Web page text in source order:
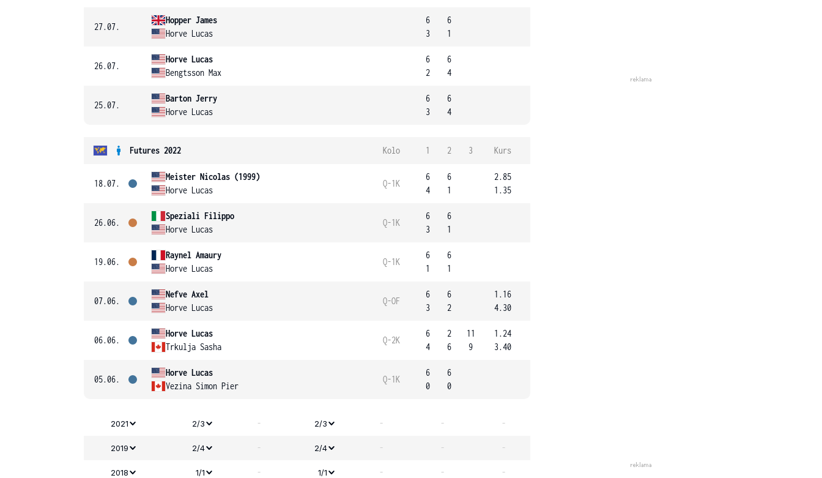
27.07.
Hopper James
Horve Lucas
6
3
6
1
26.07.
Horve Lucas
Bengtsson Max
6
2
6
4
25.07.
Barton Jerry
Horve Lucas
6
3
6
4
Futures 2022 Kolo 1 2 3 Kurs
18.07.
Meister Nicolas (1999)
Horve Lucas
Q-1K
6
4
6
1
2.85
1.35
26.06.
Speziali Filippo
Horve Lucas
Q-1K
6
3
6
1
19.06.
Raynel Amaury
Horve Lucas
Q-1K
6
1
6
1
07.06.
Nefve Axel
Horve Lucas
Q-OF
6
3
6
2
1.16
4.30
06.06.
Horve Lucas
Trkulja Sasha
Q-2K
6
4
2
6
11
9
1.24
3.40
05.06.
Horve Lucas
Vezina Simon Pier
Q-1K
6
0
6
0
2021 2/3 - 2/3 - - -
2019 2/4 - 2/4 - - -
2018 1/1 - 1/1 - - -